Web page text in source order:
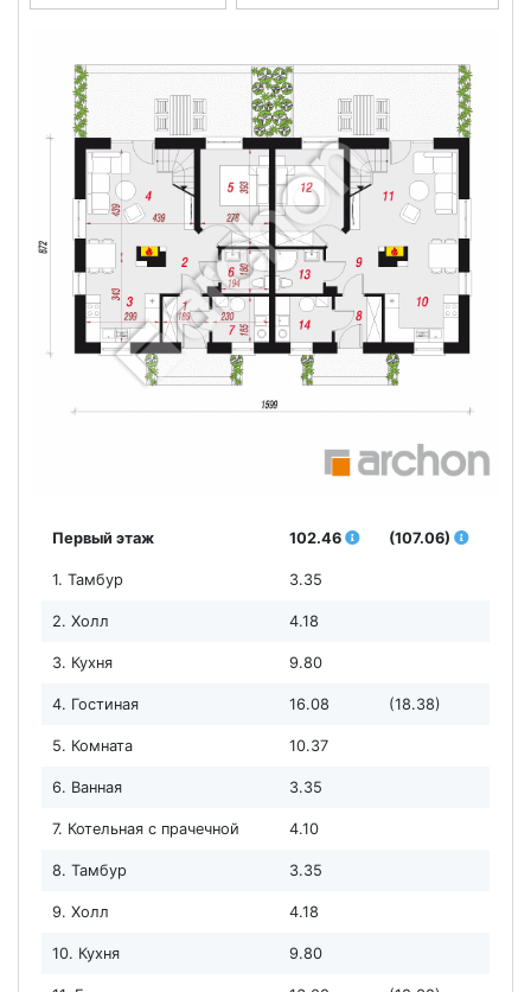
Первый этаж 102.46 (107.06)
1. Тамбур 3.35
2. Холл 4.18
3. Кухня 9.80
4. Гостиная 16.08 (18.38)
5. Комната 10.37
6. Ванная 3.35
7. Котельная с прачечной 4.10
8. Тамбур 3.35
9. Холл 4.18
10. Кухня 9.80